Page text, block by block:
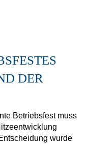
DER
Betriebsfest muss
wurde